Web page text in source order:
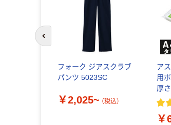
フォーク ジアスクラブ
パンツ 5023SC
￥2,025~ （税込）
ア
用
厚
￥
前のスライドへ